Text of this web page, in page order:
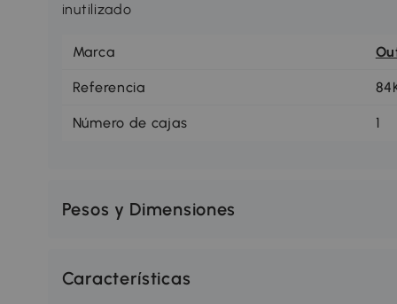
inutilizado
Marca
Referencia
Número de cajas 1
Pesos y Dimensiones
Características